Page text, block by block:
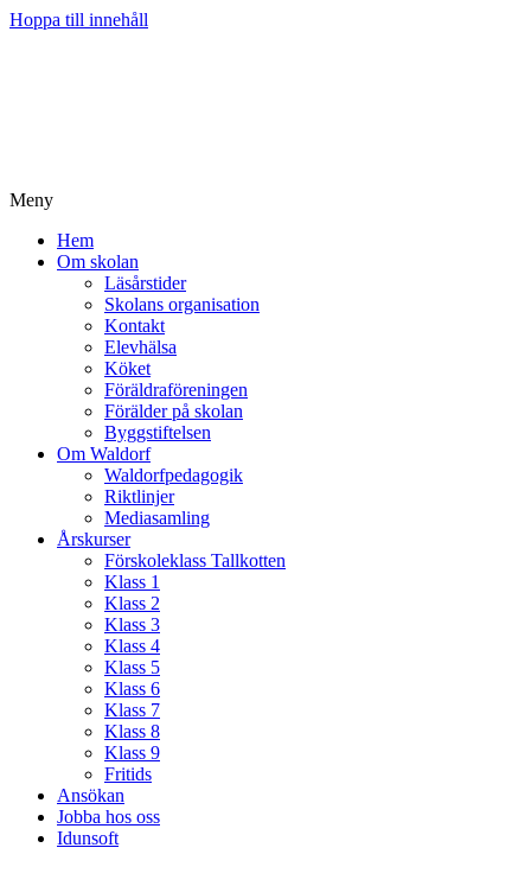
Hoppa till innehåll
Meny
Hem
Om skolan
Läsårstider
Skolans organisation
Kontakt
Elevhälsa
Köket
Föräldraföreningen
Förälder på skolan
Byggstiftelsen
Om Waldorf
Waldorfpedagogik
Riktlinjer
Mediasamling
Årskurser
Förskoleklass Tallkotten
Klass 1
Klass 2
Klass 3
Klass 4
Klass 5
Klass 6
Klass 7
Klass 8
Klass 9
Fritids
Ansökan
Jobba hos oss
Idunsoft